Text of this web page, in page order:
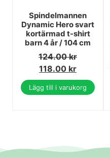
Spindelmannen
Dynamic Hero svart
kortärmad t-shirt
barn 4 år / 104 cm
124.00kr
118.00 kr
Lägg till i varukorg